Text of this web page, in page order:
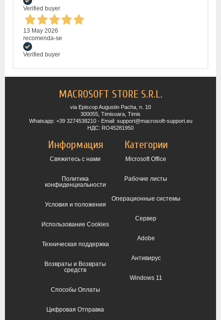
Verified buyer
13 May 2026
recomenda-se
Verified buyer
MACROSOFT STORE S.R.L.
via Episcop Augustin Pacha, n. 10
300055, Timisoara, Timis
Whatsapp: +39 3274538210 - Email: support@macrosoft-support.eu
НДС: RO45281950
Информация
Свяжитесь с нами
Политика
конфиденциальности
Условия и положения
Использование Cookies
Техническая поддержка
Возвраты и Возвраты
средств
Способы Оплаты
Цифровая Отправка
Категории
Microsoft Office
Рабочие листы
Операционные системы
Сервер
Adobe
Антивирус
Windows 11